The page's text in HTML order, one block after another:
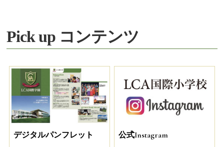
Pick up コンテンツ
デジタルパンフレット 公式Instagram